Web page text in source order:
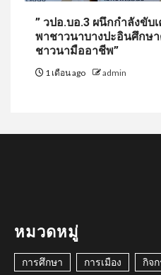
” วปอ.บอ.3 ผนึกกำลังขับ
พาชาวนาบางปะอินศึกษา
ชาวนามืออาชีพ”
1 เดือน ago admin
หมวดหมู่
การศึกษา การเมือง กิจ